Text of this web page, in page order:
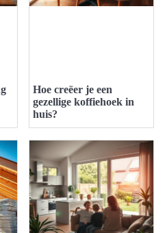
Hoe creëer je een
gezellige koffiehoek in
huis?